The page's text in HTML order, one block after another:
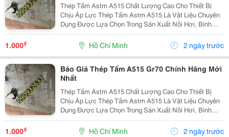
Thép Tấm Astm A515 Chất Lượng Cao Cho Thiết Bị
Chịu Áp Lực Thép Tấm Astm A515 Là Vật Liệu Chuyên
Dụng Được Lựa Chọn Trong Sản Xuất Nồi Hơi, Bình
Chịu Áp, Bồn Chứa Công Nghiệp Và Các Thiết Bị Làm
Việc Ở Nhiệt Độ Cao. Với Khả Năng Chịu Áp Lực Tốt,
1.000₫ Hồ Chí Minh 2 ngày trước
Báo Giá Thép Tấm A515 Gr70 Chính Hãng Mới
Nhất
Thép Tấm Astm A515 Chất Lượng Cao Cho Thiết Bị
Chịu Áp Lực Thép Tấm Astm A515 Là Vật Liệu Chuyên
Dụng Được Lựa Chọn Trong Sản Xuất Nồi Hơi, Bình
Chịu Áp, Bồn Chứa Công Nghiệp Và Các Thiết Bị Làm
Việc Ở Nhiệt Độ Cao. Với Khả Năng Chịu Áp Lực Tốt,
1.000₫ Hồ Chí Minh 2 ngày trước